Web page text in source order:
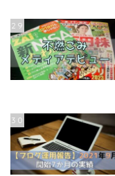
29
30